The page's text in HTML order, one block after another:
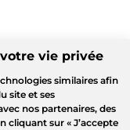
vie privée
similaires afin
site et ses
nos partenaires, des
cliquant sur « J’accepte